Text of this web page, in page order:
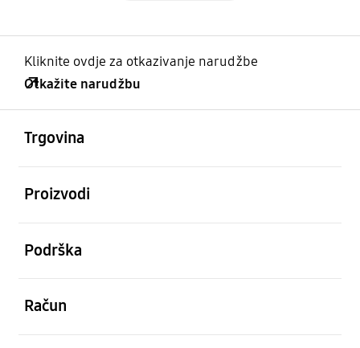
Kliknite ovdje za otkazivanje narudžbe
Otkažite narudžbu
Trgovina
Proizvodi
Podrška
Račun